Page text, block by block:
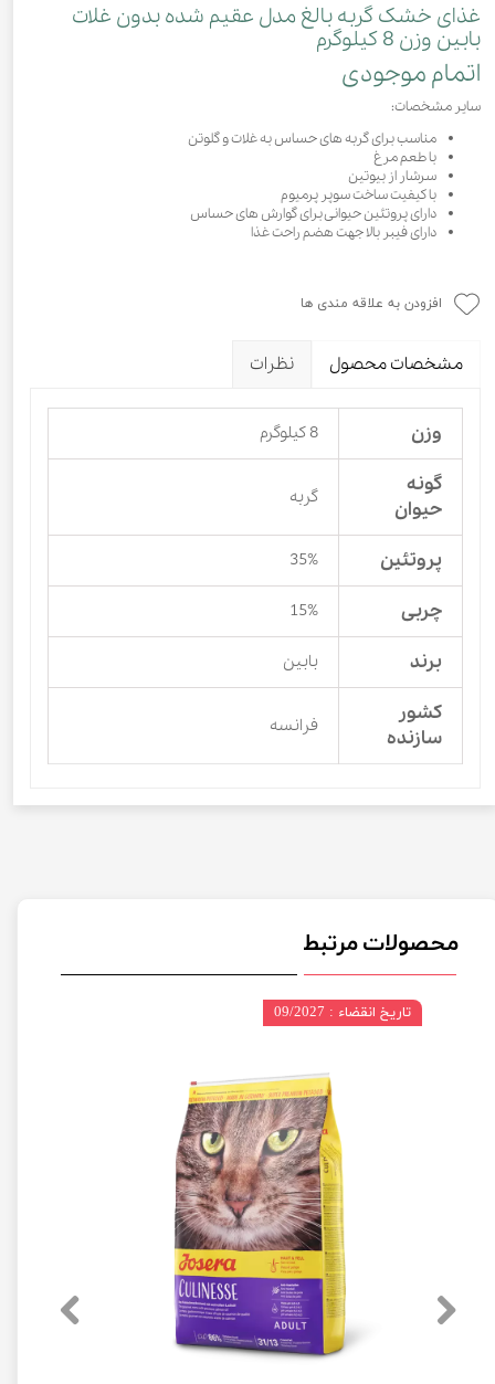
غذای خشک گربه بالغ مدل عقیم شده بدون غلات
بابین وزن 8 کیلوگرم
اتمام موجودی
سایر مشخصات:
مناسب برای گربه های حساس به غلات و گلوتن
با طعم مرغ
سرشار از بیوتین
با کیفیت ساخت سوپر پرمیوم
دارای پروتئین حیوانی برای گوارش های حساس
دارای فیبر بالا جهت هضم راحت غذا
افزودن به علاقه مندی ها
مشخصات محصول نظرات
وزن 8 کیلوگرم
گونه
حیوان
گربه
پروتئین 35%
چربی 15%
برند بابین
کشور
سازنده
فرانسه
محصولات مرتبط
تاریخ انقضاء : 09/2027